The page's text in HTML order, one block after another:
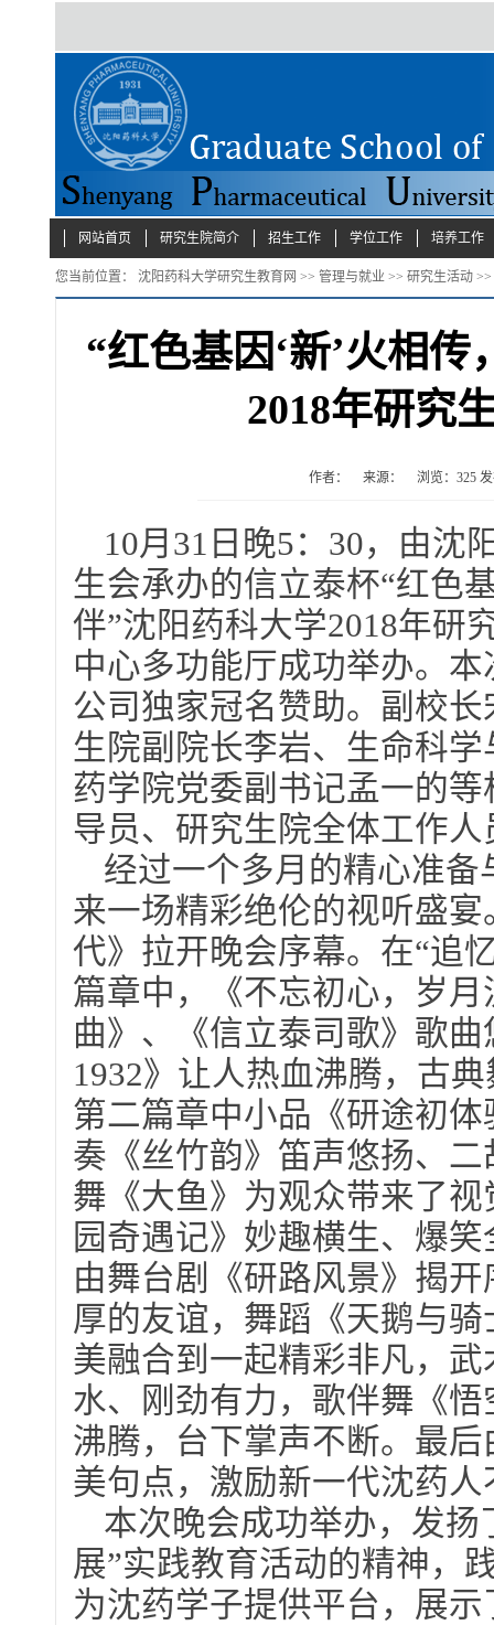
网站首页 研究生院简介 招生工作 学位工作 培养工作
您当前位置： 沈阳药科大学研究生教育网 >> 管理与就业 >> 研究生活动
“红色基因‘新’火相
2018年研究
作者： 来源： 浏览： 325发
10月31日晚5：30，由沈
生会承办的信立泰杯“红色
伴”沈阳药科大学2018年研
中心多功能厅成功举办。
公司独家冠名赞助。副校
生院副院长李岩、生命科
药学院党委副书记孟一的
导员、研究生院全体工作
经过一个多月的精心准
来一场精彩绝伦的视听盛
代》拉开晚会序幕。在“追
篇章中，《不忘初心，岁
曲》、《信立泰司歌》歌
1932》让人热血沸腾，古
第二篇章中小品《研途初
奏《丝竹韵》笛声悠扬、
舞《大鱼》为观众带来了
园奇遇记》妙趣横生、爆
由舞台剧《研路风景》揭
厚的友谊，舞蹈《天鹅与
美融合到一起精彩非凡，
水、刚劲有力，歌伴舞《
沸腾，台下掌声不断。最
美句点，激励新一代沈药
本次晚会成功举办，发
展”实践教育活动的精神，
为沈药学子提供平台，展